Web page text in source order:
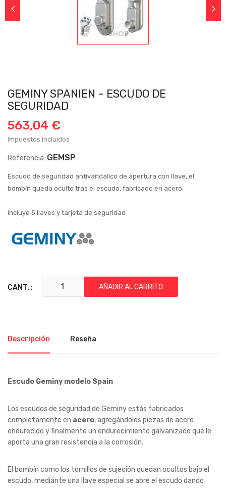
GEMINY SPANIEN - ESCUDO DE
SEGURIDAD
563,04 €
Impuestos incluidos
Referencia: GEMSP
Escudo de seguridad antivandálico de apertura con llave, el
bombín queda oculto tras el escudo, fabricado en acero.
Incluye 5 llaves y tarjeta de seguridad
CANT. : AÑADIR AL CARRITO
Descripción Reseña
Escudo Geminy modelo Spain
Los escudos de seguridad de Geminy estás fabricados
completamente en acero, agregándoles piezas de acero
endurecido y finalmente un endurecimiento galvanizado que le
aporta una gran resistencia a la corrosión.
El bombín como los tornillos de sujeción quedan ocultos bajo el
escudo, mediante una llave especial se abre el escudo dando